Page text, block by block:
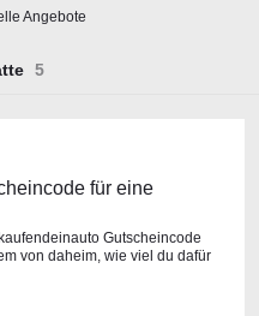
Angebote
für eine
Gutscheincode
von daheim, wie viel du dafür